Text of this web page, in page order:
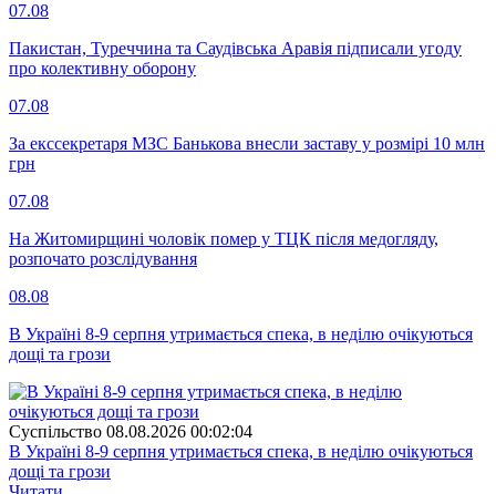
07.08
Пакистан, Туреччина та Саудівська Аравія підписали угоду
про колективну оборону
07.08
За екссекретаря МЗС Банькова внесли заставу у розмірі 10 млн
грн
07.08
На Житомирщині чоловік помер у ТЦК після медогляду,
розпочато розслідування
08.08
В Україні 8-9 серпня утримається спека, в неділю очікуються
дощі та грози
Суспiльство 08.08.2026 00:02:04
В Україні 8-9 серпня утримається спека, в неділю очікуються
дощі та грози